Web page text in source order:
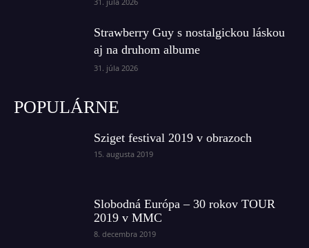
Strawberry Guy s nostalgickou láskou
aj na druhom albume
31. júla 2026
POPULÁRNE
Sziget festival 2019 v obrazoch
15. augusta 2019
Slobodná Európa – 30 rokov TOUR
2019 v MMC
8. decembra 2019